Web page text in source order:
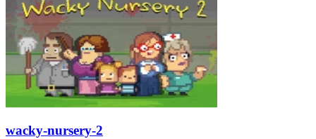
wacky-nursery-2